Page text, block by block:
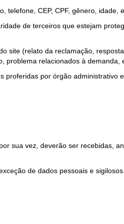
telefone, CEP, CPF, gênero, idade,
de terceiros que estejam
site (relato da reclamação,
problema relacionados à demanda,
proferidas por órgão administrativo
sua vez, deverão ser recebidas,
de dados pessoais e sigilosos.